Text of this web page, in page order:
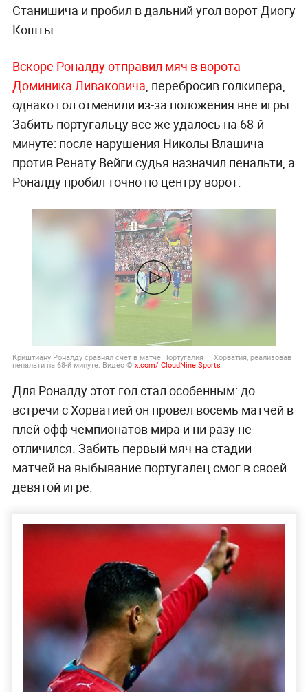
Станишича и пробил в дальний угол ворот Диогу
Кошты.
Вскоре Роналду отправил мяч в ворота
Доминика Ливаковича , перебросив голкипера,
однако гол отменили из-за положения вне игры.
Забить португальцу всё же удалось на 68-й
минуте: после нарушения Николы Влашича
против Ренату Вейги судья назначил пенальти, а
Роналду пробил точно по центру ворот.
Криштиану Роналду сравнял счёт в матче Португалия — Хорватия, реализовав
пенальти на 68-й минуте. Видео © x.com/ CloudNine Sports
Для Роналду этот гол стал особенным: до
встречи с Хорватией он провёл восемь матчей в
плей-офф чемпионатов мира и ни разу не
отличился. Забить первый мяч на стадии
матчей на выбывание португалец смог в своей
девятой игре.